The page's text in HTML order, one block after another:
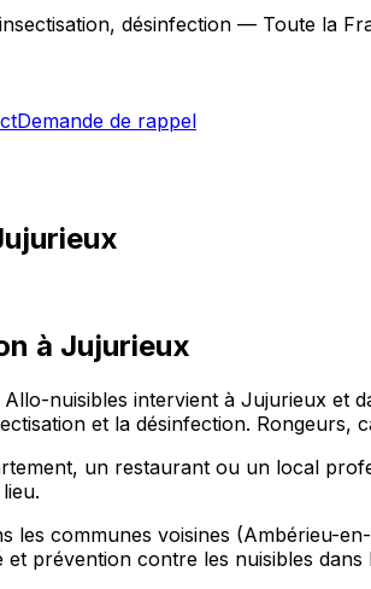
désinfection — Toute la
Demande de rappel
à Jujurieux
nuisibles intervient à Jujurieux
et la désinfection.
un restaurant ou un local
les communes voisines (Ambérieu-
prévention contre les nuisibles dans